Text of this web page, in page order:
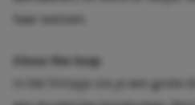
haar wensen.
Close the loop
In het filmpje zie je een grote